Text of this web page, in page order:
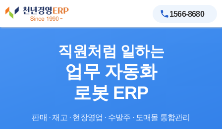
1566-8680
직원처럼 일하는
업무 자동화
로봇 ERP
판매 · 재고 · 현장영업 · 수발주 · 도매몰 통합관리